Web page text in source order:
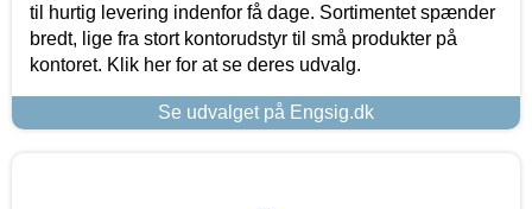
til hurtig levering indenfor få dage. Sortimentet spænder
bredt, lige fra stort kontorudstyr til små produkter på
kontoret. Klik her for at se deres udvalg.
Se udvalget på Engsig.dk